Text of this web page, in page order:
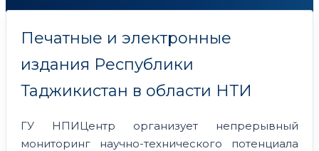
Печатные и электронные
издания Республики
Таджикистан в области НТИ
ГУ НПИЦентр организует непрерывный
мониторинг научно-технического потенциала